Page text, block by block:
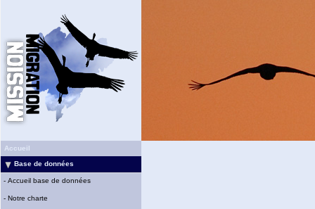
Accueil
Base de données
- Accueil base de données
- Notre charte